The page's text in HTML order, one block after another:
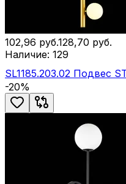
102,96 руб.128,70 руб.
Наличие: 129
SL1185.203.02 Подвес
-20%